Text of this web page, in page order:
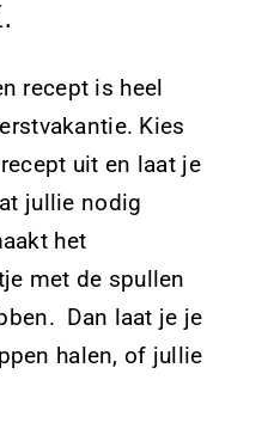
recept is heel
Kies
uit en laat je
jullie nodig
het
met de spullen
Dan laat je je
halen, of jullie